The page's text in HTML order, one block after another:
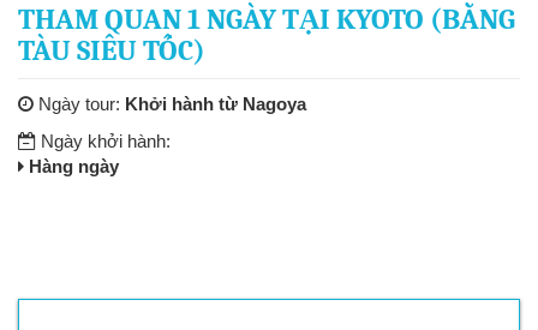
THAM QUAN 1 NGÀY TẠI KYOTO (BẰNG
TÀU SIÊU TỐC)
Ngày tour: Khởi hành từ Nagoya
Ngày khởi hành:
Hàng ngày